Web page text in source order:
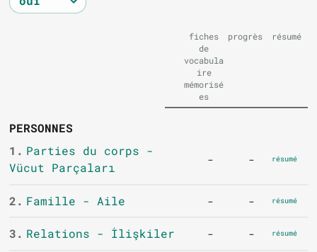
fiches
de
vocabula
ire
mémorisé
es
progrès résumé
PERSONNES
1. Parties du corps -
Vücut Parçaları
- - résumé
2. Famille - Aile - - résumé
3. Relations - İlişkiler - - résumé